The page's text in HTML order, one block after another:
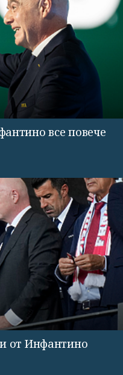
все повече
от Инфантино